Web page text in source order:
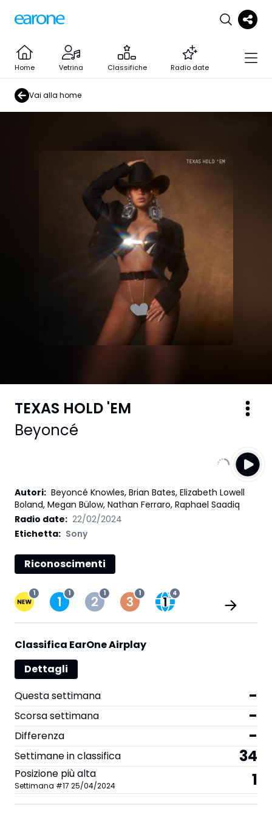
Home Vetrina Classifiche Radio date
Vai alla home
TEXAS HOLD 'EM
Beyoncé
Autori: Beyoncé Knowles, Brian Bates, Elizabeth Lowell
Boland, Megan Bülow, Nathan Ferraro, Raphael Saadiq
Radio date: 22/02/2024
Etichetta: Sony
Riconoscimenti
1 1 1 1 4
Classifica EarOne Airplay
Dettagli
Questa settimana
-
Scorsa settimana -
Differenza -
Settimane in classifica 34
Posizione più alta
Settimana #17 25/04/2024 1